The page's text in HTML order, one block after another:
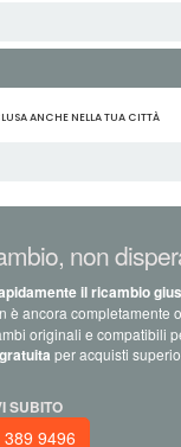
ANCHE NELLA TUA CITTÀ
non
il ricambio
è ancora completamente
originali e compatibili
per acquisti
SUBITO
9496